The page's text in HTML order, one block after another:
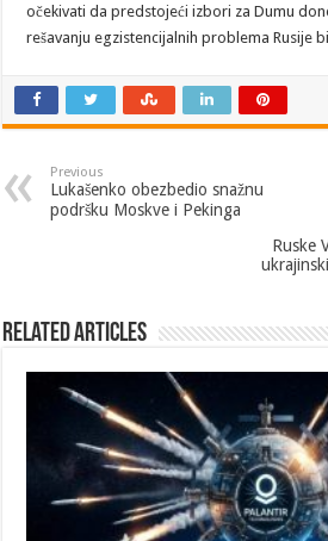
očekivati da predstojeći izbori za Dumu
rešavanju egzistencijalnih problema Rusije
Previous
Lukašenko obezbedio snažnu
podršku Moskve i Pekinga
Ruske
Related Articles